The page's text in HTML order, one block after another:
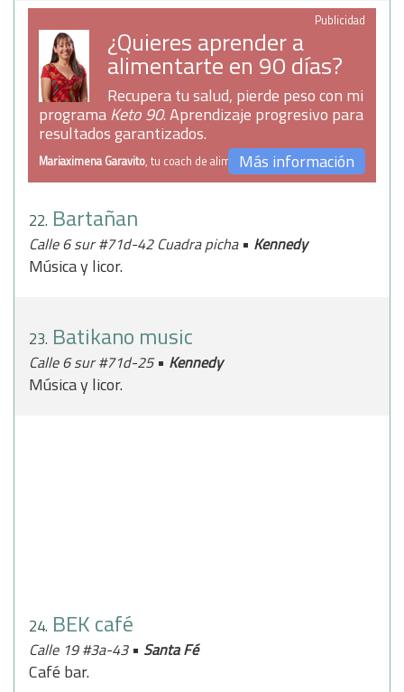
Publicidad
¿Quieres aprender a
alimentarte en 90 días?
Recupera tu salud, pierde peso con mi
programaKeto 90. Aprendizaje progresivo para
resultados garantizados.
Mariaximena Garavito, tu coach de alimentaciónMás información
22. Bartañan
Calle 6 sur #71d-42 Cuadra picha • Kennedy
Música y licor.
23. Batikano music
Calle 6 sur #71d-25• Kennedy
Música y licor.
24. BEK café
Calle 19 #3a-43 • Santa Fé
Café bar.